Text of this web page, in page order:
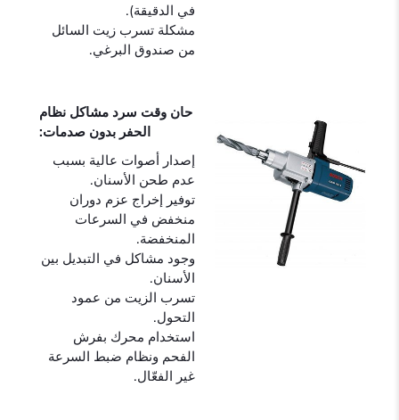
في الدقيقة).
مشكلة تسرب زيت السائل
من صندوق البرغي.
حان وقت سرد مشاكل نظام
الحفر بدون صدمات:
إصدار أصوات عالية بسبب
عدم طحن الأسنان.
توفير إخراج عزم دوران
منخفض في السرعات
المنخفضة.
وجود مشاكل في التبديل بين
الأسنان.
تسرب الزيت من عمود
التحول.
استخدام محرك بفرش
الفحم ونظام ضبط السرعة
غير الفعّال.